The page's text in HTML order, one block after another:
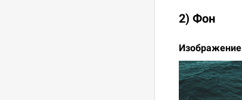
2) Фон
Изображение